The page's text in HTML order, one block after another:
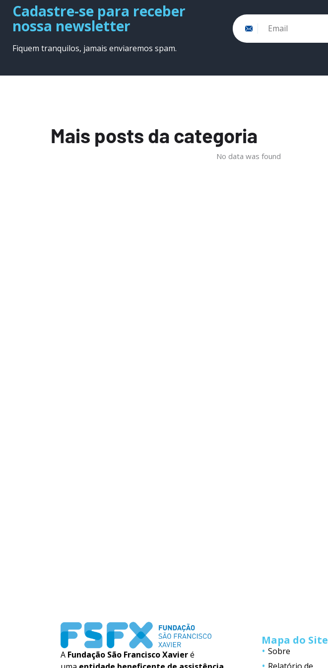
Cadastre-se para receber
nossa newsletter
Fiquem tranquilos, jamais enviaremos spam.
Mais posts da categoria
No data was found
A Fundação São Francisco Xavieré
Mapa do Site
Sobre